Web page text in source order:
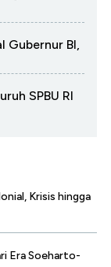
Gubernur BI,
SPBU RI
Krisis hingga
Era Soeharto-